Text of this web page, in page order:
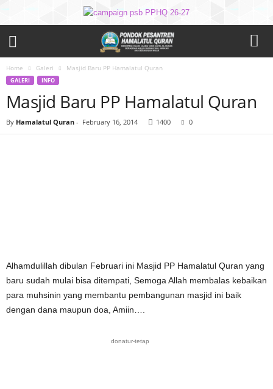
Home Galeri Masjid Baru PP Hamalatul Quran
GALERI INFO
Masjid Baru PP Hamalatul Quran
By Hamalatul Quran - February 16, 2014 1400 0
Alhamdulillah dibulan Februari ini Masjid PP Hamalatul Quran yang
baru sudah mulai bisa ditempati, Semoga Allah membalas kebaikan
para muhsinin yang membantu pembangunan masjid ini baik
dengan dana maupun doa, Amiin….
donatur-tetap